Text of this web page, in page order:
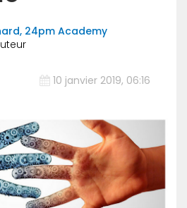
24pm Academy
10 janvier 2019, 06:16